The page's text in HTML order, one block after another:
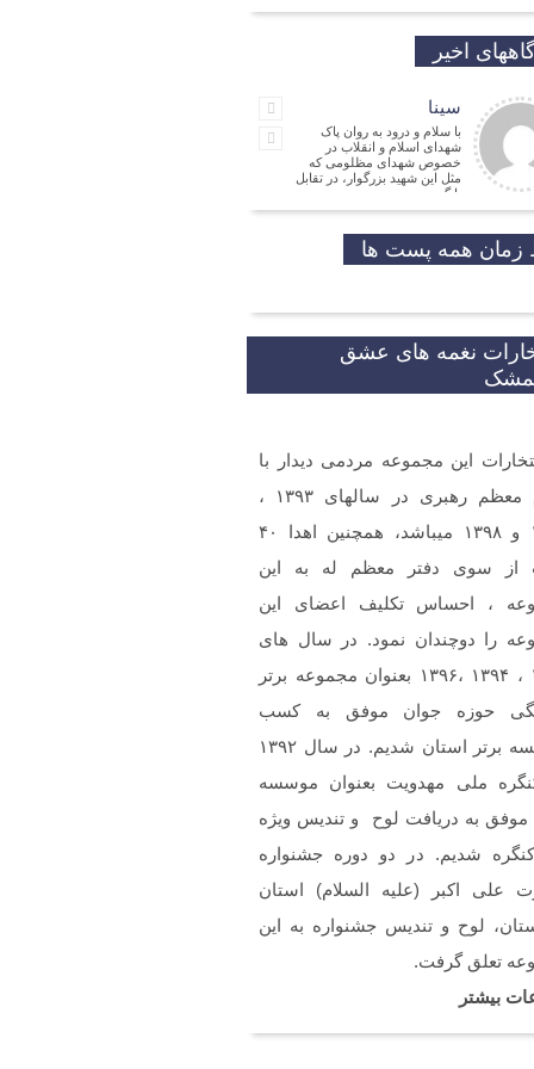
اخیر
سینا
با سلام و درود به روان پاک
شهدای اسلام و انقلاب در
خصوص شهدای مظلومی که
مثل این شهید بزرگوار، در تقابل
با گروه
جمالی نسب
موفق باشید و تندرست
مهدی شریفی
که جوانانی مثه شما
مدیر
ارادت. بله از طریق خط
شما در شبکه های مجازی
گردید.
نباشین فایل صوتی
سرود حجاب فاطمی رو
.(دختران بهشتی)
همه پست ها
نغمه های عشق
این مجموعه مردمی دیدار با
مقام معظم رهبری در سالهای ۱۳۹۳ ،
۱۳۹۷ و ۱۳۹۸ میباشد، همچنین اهدا ۴۰
از سوی دفتر معظم له به این
، احساس تکلیف اعضای این
را دوچندان نمود. در سال های
۱۳۹۲ ، ۱۳۹۴ ،۱۳۹۶ بعنوان مجموعه برتر
حوزه جوان موفق به کسب
موسسه برتر استان شدیم. در سال ۱۳۹۲
ملی مهدویت بعنوان موسسه
موفق به دریافت لوح و تندیس ویژه
شدیم. در دو دوره جشنواره
علی اکبر (علیه السلام) استان
لوح و تندیس جشنواره به این
تعلق گرفت.
بیشتر